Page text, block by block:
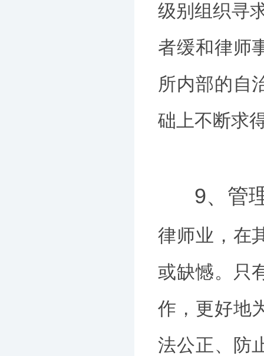
级别组织寻
者缓和律师
所内部的自
础上不断求
9、管
律师业，在
或缺憾。只
作，更好地
法公正、防